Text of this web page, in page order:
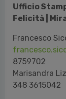
Ufficio
Felicità |
Francesco
8759702
Marisandra
348 3615042